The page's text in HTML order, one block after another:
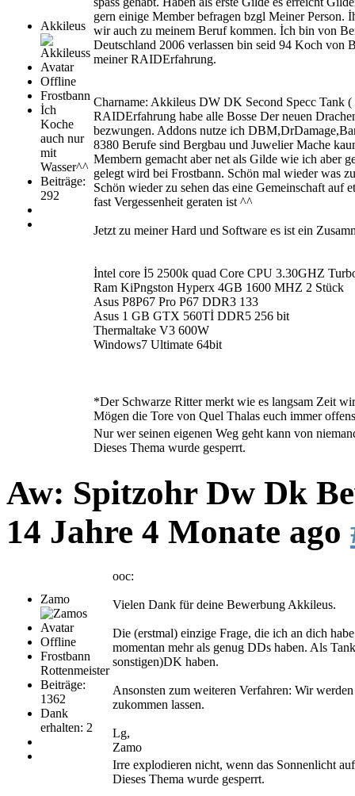
Akkileus
Offline
Frostbann
İch
Koche
auch nur
mit
Wasser^^
Beiträge:
292
gern einige Member befragen bzgl Meiner
wir auch zu meinem Beruf kommen. İch bin von
Deutschland 2006 verlassen bin seid 94 Koch von
meiner RAIDErfahrung.
Charname: Akkileus DW DK Second Specc Tank
RAIDErfahrung habe alle Bosse Der neuen
bezwungen. Addons nutze ich
8380 Berufe sind Bergbau und Juwelier Mache
Membern gemacht aber net als Gilde wie ich aber
gelegt wird bei Frostbann. Schön mal wieder was
Schön wieder zu sehen das eine Gemeinschaft auf
fast Vergessenheit geraten ist ^^
Jetzt zu meiner Hard und Software es ist ein
İntel core İ5 2500k quad Core CPU 3.30GHZ
Ram KiPngston Hyperx 4GB 1600 MHZ 2 Stück
Asus P8P67 Pro P67 DDR3 133
Asus 1 GB GTX 560Tİ DDR5 256 bit
Thermaltake V3 600W
Windows7 Ultimate 64bit
*Der Schwarze Ritter merkt wie es langsam Zeit
Mögen die Tore von Quel Thalas euch immer
Nur wer seinen eigenen Weg geht kann von
Dieses Thema wurde gesperrt.
Aw: Spitzohr Dw Dk
14 Jahre 4 Monate ago
Zamo
Offline
Frostbann
Rottenmeister
Beiträge:
1362
Dank
erhalten: 2
ooc:
Vielen Dank für deine Bewerbung Akkileus.
Die (erstmal) einzige Frage, die ich an dich
momentan mehr als genug DDs haben. Als
sonstigen)DK haben.
Ansonsten zum weiteren Verfahren: Wir
zukommen lassen.
Lg,
Zamo
Irre explodieren nicht, wenn das Sonnenlicht
Dieses Thema wurde gesperrt.